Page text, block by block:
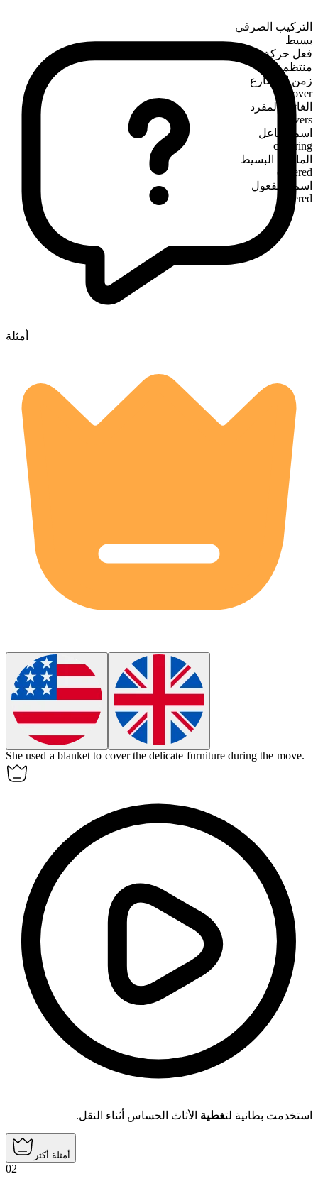
التركيب الصرفي
بسيط
فعل حركة
منتظم
زمن المضارع
cover
الغائب المفرد
covers
اسم الفاعل
covering
الماضي البسيط
covered
اسم المفعول
covered
أمثلة
She used a blanket to cover the delicate furniture during the move.
استخدمت بطانية لتغطية الأثاث الحساس أثناء النقل.
أمثلة أكثر
02